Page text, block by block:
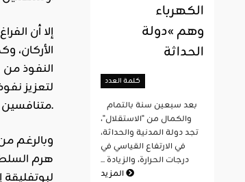
إلا أن
الأركان،
النفوذ من
لتعزيز
والزعامة ضمن زمرة بوتفليقة نفسها.
هرم
الكهرباء
وهم »دولة
الحداثة
كلمة العدد
والكمال من "الاستقلال"،
تجد دولة المدنية والحداثة،
في الارتفاع القياسي في
درجات الحرارة، والزيادة ...
المزيد